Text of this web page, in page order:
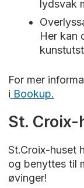
lydsvak
Her kan
For mer
i Bookup.
St.
St.Croix-huset
og benyttes til
øvinger!